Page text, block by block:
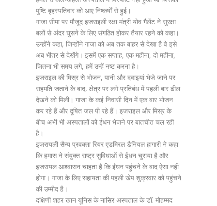
पुष्टि बृहस्पतिवार को आए निष्कर्षों से हुई।
गाजा सीमा पर मौजूद इजराइली रक्षा मंत्री योव गैलेंट ने सुरक्षा
बलों से अंदर घुसने के लिए संगठित होकर तैयार रहने को कहा।
उन्होंने कहा, जिन्होंने गाजा को अब तक बाहर से देखा है वे इसे
अब भीतर से देखेंगे। इसमें एक सप्ताह, एक महीना, दो महीना,
जितना भी समय लगे, हमें उन्हें नष्ट करना है।
इजराइल की मिस्र से भोजन, पानी और दवाइयां भेजे जाने पर
सहमति जताने के बाद, क्षेत्र पर लगे प्रतिबंध में पहली बार ढील
देखने को मिली। गाजा के कई निवासी दिन में एक बार भोजन
कर रहे हैं और दूषित जल पी रहे हैं। इजराइल और मिस्र के
बीच अभी भी अस्पतालों को ईंधन भेजने पर बातचीत चल रही
है।
इजरायली सैन्य प्रवक्ता रियर एडमिरल डैनियल हागारी ने कहा
कि हमास ने संयुक्त राष्ट्र सुविधाओं से ईधन चुराया है और
इजरायल आश्वासन चाहता है कि ईंधन पहुंचने के बाद ऐसा नहीं
होगा। गाजा के लिए सहायता की पहली खेप शुक्रवार को पहुंचने
की उम्मीद है।
दक्षिणी शहर खान यूनिस के नासिर अस्पताल के डॉ. मोहम्मद